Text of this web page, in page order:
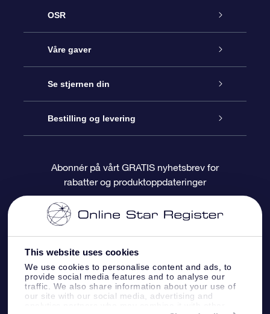
This website uses cookies
We use cookies to personalise content and ads, to
provide social media features and to analyse our
traffic. We also share information about your use of
our site with our social media, advertising and
OSR
Kundeservice
Kontakt oss
Bloggen
Anmeldelser
Våre gaver
Online Stjernegave
OSR Gavepakke
OSR-gavekortet
Bedriftsgaver
Se stjernen din
Star Register
Pesontilpasset stjerneside
One Million Stars
OSR Starsaver
Fly me to the Stars VR-app
Bestilling og levering
Betalingsinformasjon
Fraktinformasjon
Returpolicy
Stjernebildene
Abonnér på vårt GRATIS nyhetsbrev for
rabatter og produktoppdateringer